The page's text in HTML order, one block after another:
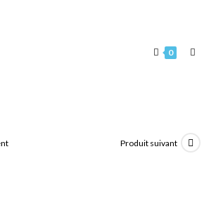
0
Produit suivant